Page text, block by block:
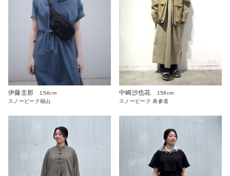
伊藤圭那
154cm
スノーピーク福山
中嶋沙也花
158cm
スノーピーク 表参道